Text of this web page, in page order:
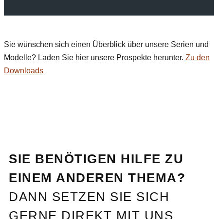
Sie wünschen sich einen Überblick über unsere Serien und
Modelle? Laden Sie hier unsere Prospekte herunter. Zu den
Downloads
SIE BENÖTIGEN HILFE ZU
EINEM ANDEREN THEMA?
DANN SETZEN SIE SICH
GERNE DIREKT MIT UNS